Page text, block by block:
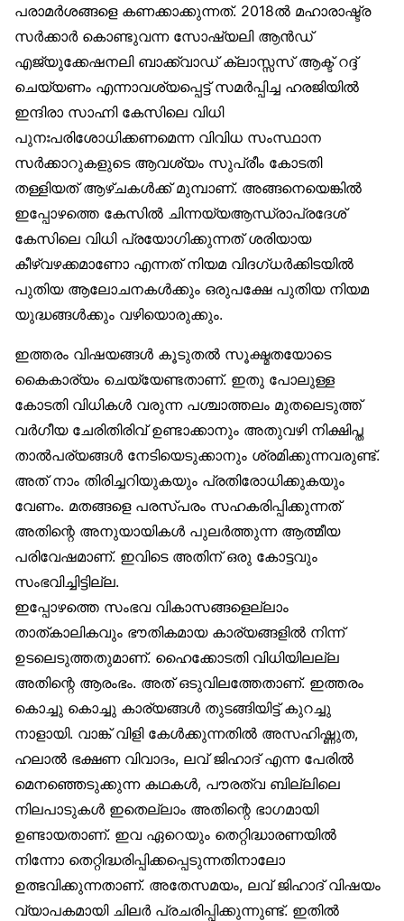
പരാമർശങ്ങളെ കണക്കാക്കുന്നത്. 2018ൽ മഹാരാഷ്ട്ര
സർക്കാർ കൊണ്ടുവന്ന സോഷ്യലി ആൻഡ്
എജ്യുക്കേഷനലി ബാക്ക്വാഡ് ക്ലാസ്സസ് ആക്ട് റദ്ദ്
ചെയ്യണം എന്നാവശ്യപ്പെട്ട് സമർപ്പിച്ച ഹരജിയിൽ
ഇന്ദിരാ സാഹ്നി കേസിലെ വിധി
പുനഃപരിശോധിക്കണമെന്ന വിവിധ സംസ്ഥാന
സർക്കാറുകളുടെ ആവശ്യം സുപ്രീം കോടതി
തള്ളിയത് ആഴ്ചകൾക്ക് മുമ്പാണ്. അങ്ങനെയെങ്കിൽ
ഇപ്പോഴത്തെ കേസിൽ ചിന്നയ്യആന്ധ്രാപ്രദേശ്
കേസിലെ വിധി പ്രയോഗിക്കുന്നത് ശരിയായ
കീഴ്‌വഴക്കമാണോ എന്നത് നിയമ വിദഗ്ധർക്കിടയിൽ
പുതിയ ആലോചനകൾക്കും ഒരുപക്ഷേ പുതിയ നിയമ
യുദ്ധങ്ങൾക്കും വഴിയൊരുക്കും.
ഇത്തരം വിഷയങ്ങൾ കൂടുതൽ സൂക്ഷ്മതയോടെ
കൈകാര്യം ചെയ്യേണ്ടതാണ്. ഇതു പോലുള്ള
കോടതി വിധികൾ വരുന്ന പശ്ചാത്തലം മുതലെടുത്ത്
വർഗീയ ചേരിതിരിവ് ഉണ്ടാക്കാനും അതുവഴി നിക്ഷിപ്ത
താൽപര്യങ്ങൾ നേടിയെടുക്കാനും ശ്രമിക്കുന്നവരുണ്ട്.
അത് നാം തിരിച്ചറിയുകയും പ്രതിരോധിക്കുകയും
വേണം. മതങ്ങളെ പരസ്പരം സഹകരിപ്പിക്കുന്നത്
അതിന്റെ അനുയായികൾ പുലർത്തുന്ന ആത്മീയ
പരിവേഷമാണ്. ഇവിടെ അതിന് ഒരു കോട്ടവും
സംഭവിച്ചിട്ടില്ല.
ഇപ്പോഴത്തെ സംഭവ വികാസങ്ങളെല്ലാം
താത്കാലികവും ഭൗതികമായ കാര്യങ്ങളിൽ നിന്ന്
ഉടലെടുത്തതുമാണ്. ഹൈക്കോടതി വിധിയിലല്ല
അതിന്റെ ആരംഭം. അത് ഒടുവിലത്തേതാണ്. ഇത്തരം
കൊച്ചു കൊച്ചു കാര്യങ്ങൾ തുടങ്ങിയിട്ട് കുറച്ചു
നാളായി. വാങ്ക് വിളി കേൾക്കുന്നതിൽ അസഹിഷ്ണുത,
ഹലാൽ ഭക്ഷണ വിവാദം, ലവ് ജിഹാദ് എന്ന പേരിൽ
മെനഞ്ഞെടുക്കുന്ന കഥകൾ, പൗരത്വ ബില്ലിലെ
നിലപാടുകൾ ഇതെല്ലാം അതിന്റെ ഭാഗമായി
ഉണ്ടായതാണ്. ഇവ ഏറെയും തെറ്റിദ്ധാരണയിൽ
നിന്നോ തെറ്റിദ്ധരിപ്പിക്കപ്പെടുന്നതിനാലോ
ഉത്ഭവിക്കുന്നതാണ്. അതേസമയം, ലവ് ജിഹാദ് വിഷയം
വ്യാപകമായി ചിലർ പ്രചരിപ്പിക്കുന്നുണ്ട്. ഇതിൽ